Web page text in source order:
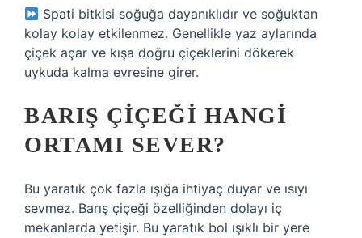
Spati bitkisi soğuğa dayanıklıdır ve soğuktan
kolay kolay etkilenmez. Genellikle yaz aylarında
çiçek açar ve kışa doğru çiçeklerini dökerek
uykuda kalma evresine girer.
BARIŞ ÇIÇEĞI HANGI
ORTAMI SEVER?
Bu yaratık çok fazla ışığa ihtiyaç duyar ve ısıyı
sevmez. Barış çiçeği özelliğinden dolayı iç
mekanlarda yetişir. Bu yaratık bol ışıklı bir yere